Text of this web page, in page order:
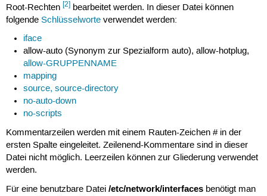
Root-Rechten [2]bearbeitet werden. In dieser Datei können
folgende Schlüsselworteverwendet werden:
iface
allow-auto (Synonym zur Spezialform auto), allow-hotplug,
allow-GRUPPENNAME
mapping
source, source-directory
no-auto-down
no-scripts
Kommentarzeilen werden mit einem Rauten-Zeichen # in der
ersten Spalte eingeleitet. Zeilenend-Kommentare sind in dieser
Datei nicht möglich. Leerzeilen können zur Gliederung verwendet
werden.
Für eine benutzbare Datei /etc/network/interfacesbenötigt man